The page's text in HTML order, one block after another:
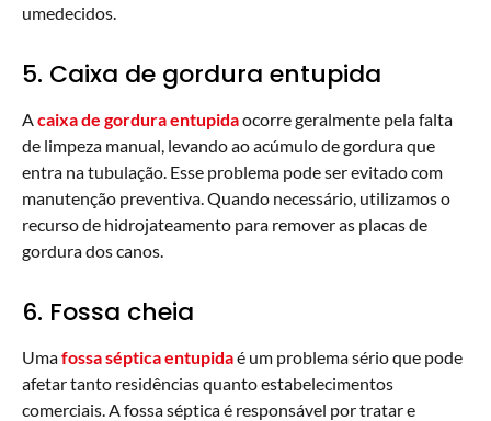
umedecidos.
5. Caixa de gordura entupida
A caixa de gordura entupidaocorre geralmente pela falta
de limpeza manual, levando ao acúmulo de gordura que
entra na tubulação. Esse problema pode ser evitado com
manutenção preventiva. Quando necessário, utilizamos o
recurso de hidrojateamento para remover as placas de
gordura dos canos.
6. Fossa cheia
Umafossa séptica entupidaé um problema sério que pode
afetar tanto residências quanto estabelecimentos
comerciais. A fossa séptica é responsável por tratar e